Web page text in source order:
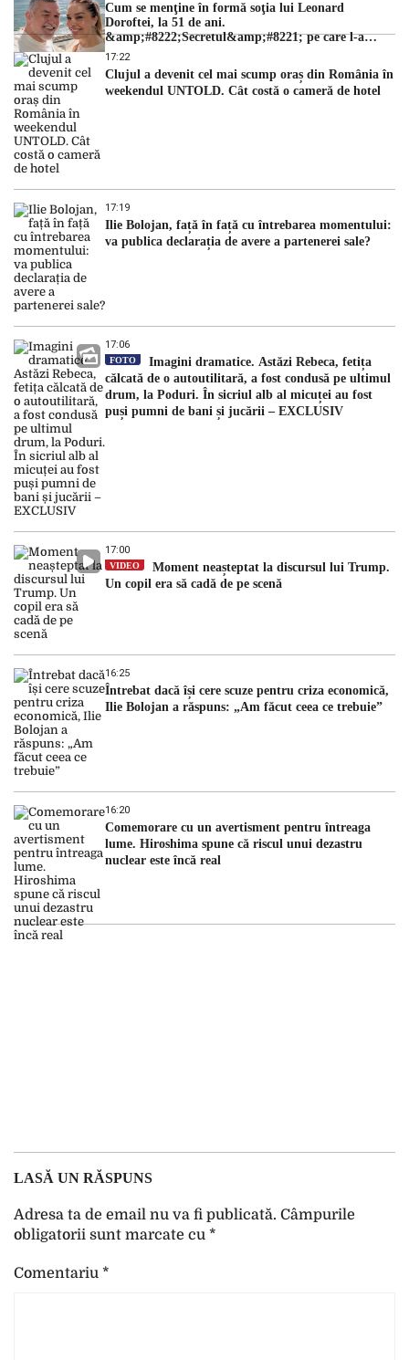
Cum se menţine în formă soţia lui Leonard
Doroftei, la 51 de ani.
&amp;#8222;Secretul&amp;#8221; pe care l-a
dezvăluit
17:22
Clujul a devenit cel mai scump oraș din România în
weekendul UNTOLD. Cât costă o cameră de hotel
17:19
Ilie Bolojan, față în față cu întrebarea momentului:
va publica declarația de avere a partenerei sale?
17:06
FOTO
Imagini dramatice. Astăzi Rebeca, fetița
călcată de o autoutilitară, a fost condusă pe ultimul
drum, la Poduri. În sicriul alb al micuței au fost
puși pumni de bani și jucării – EXCLUSIV
17:00
VIDEO
Moment neașteptat la discursul lui Trump.
Un copil era să cadă de pe scenă
16:25
Întrebat dacă își cere scuze pentru criza economică,
Ilie Bolojan a răspuns: „Am făcut ceea ce trebuie”
16:20
Comemorare cu un avertisment pentru întreaga
lume. Hiroshima spune că riscul unui dezastru
nuclear este încă real
LASĂ UN RĂSPUNS
Adresa ta de email nu va fi publicată. Câmpurile
obligatorii sunt marcate cu *
Comentariu *